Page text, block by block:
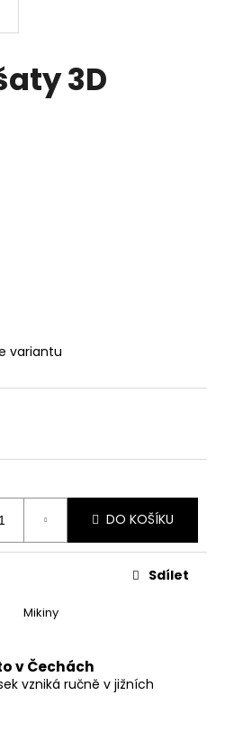
3D
variantu
DO KOŠÍKU
Mikiny
Sdílet
v Čechách
vzniká ručně v jižních